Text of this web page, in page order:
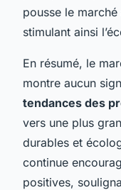
pousse le
stimulant ainsi
En résumé, le
montre aucun
tendances des
vers une plus
durables et
continue
positives,